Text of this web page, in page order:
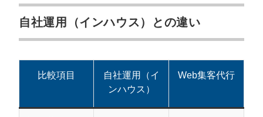
自社運用（インハウス）との違い
比較項目
自社運用（イ
ンハウス）
Web集客代行